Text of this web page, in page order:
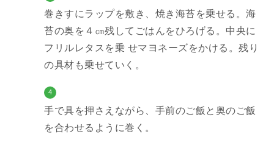
巻きすにラップを敷き、焼き海苔を乗せる。海
苔の奥を４㎝残してごはんをひろげる。中央に
フリルレタスを乗 せマヨネーズをかける。残り
の具材も乗せていく。
4
手で具を押さえながら、手前のご飯と奥のご飯
を合わせるように巻く。